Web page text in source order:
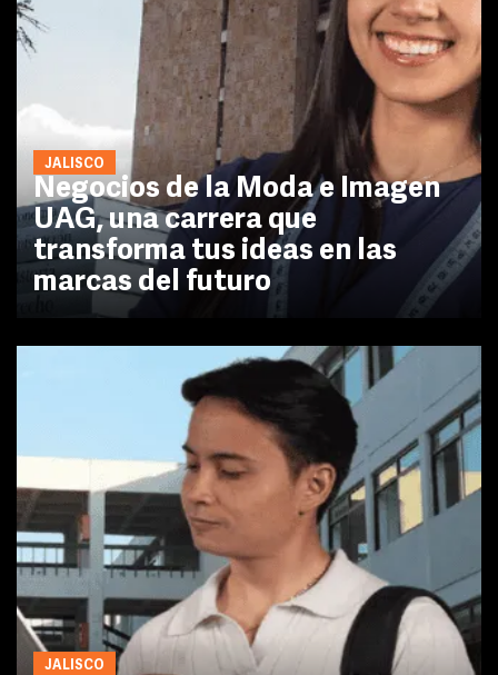
JALISCO
Negocios de la Moda e Imagen
UAG, una carrera que
transforma tus ideas en las
marcas del futuro
JALISCO